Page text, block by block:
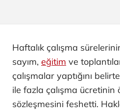
Haftalık çalışma sürelerinin
sayım, eğitim ve
çalışmalar yaptığını
ile fazla çalışma ücretinin
sözleşmesini feshetti.